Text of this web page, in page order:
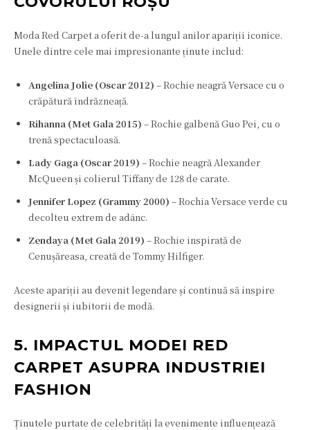
Moda Red Carpet a oferit de-a lungul anilor apariții iconice.
Unele dintre cele mai impresionante ținute includ:
Angelina Jolie (Oscar 2012) – Rochie neagră Versace cu o
crăpătură îndrăzneață.
Rihanna (Met Gala 2015) – Rochie galbenă Guo Pei, cu o
trenă spectaculoasă.
Lady Gaga (Oscar 2019) – Rochie neagră Alexander
McQueen și colierul Tiffany de 128 de carate.
Jennifer Lopez (Grammy 2000) – Rochia Versace verde cu
decolteu extrem de adânc.
Zendaya (Met Gala 2019) – Rochie inspirată de
Cenușăreasa, creată de Tommy Hilfiger.
Aceste apariții au devenit legendare și continuă să inspire
designerii și iubitorii de modă.
5. IMPACTUL MODEI RED
CARPET ASUPRA INDUSTRIEI
FASHION
Ținutele purtate de celebrități la evenimente influențează